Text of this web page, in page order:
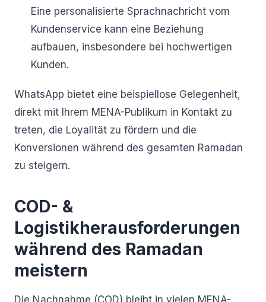
Eine personalisierte Sprachnachricht vom
Kundenservice kann eine Beziehung
aufbauen, insbesondere bei hochwertigen
Kunden.
WhatsApp bietet eine beispiellose Gelegenheit,
direkt mit Ihrem MENA-Publikum in Kontakt zu
treten, die Loyalität zu fördern und die
Konversionen während des gesamten Ramadan
zu steigern.
COD- &
Logistikherausforderungen
während des Ramadan
meistern
Die Nachnahme (COD) bleibt in vielen MENA-